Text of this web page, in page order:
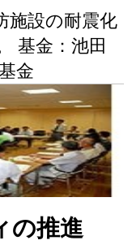
施設の耐震化
基金：池田
金
の推進